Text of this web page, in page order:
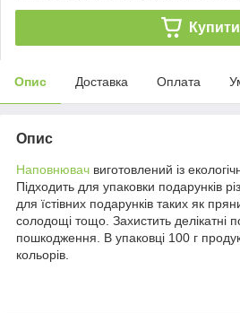
Купити
Опис Доставка Оплата
Опис
Наповнювач виготовлений із
Підходить для упаковки подарунків
для їстівних подарунків таких як
солодощі тощо. Захистить делікатні
пошкодження. В упаковці 100 г
кольорів.